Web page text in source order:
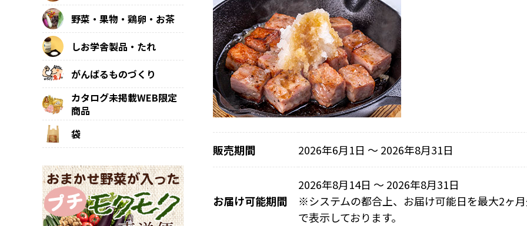
販売期間 2026年6月1日 〜 2026年8月31日
お届け可能期間
2026年8月14日 ～ 2026年8月31日
※システムの都合上、お届け可能日を最大2ヶ
で表示しております。
野菜・果物・鶏卵・お茶
しお学舎製品・たれ
がんばるものづくり
カタログ未掲載WEB限定
商品
袋